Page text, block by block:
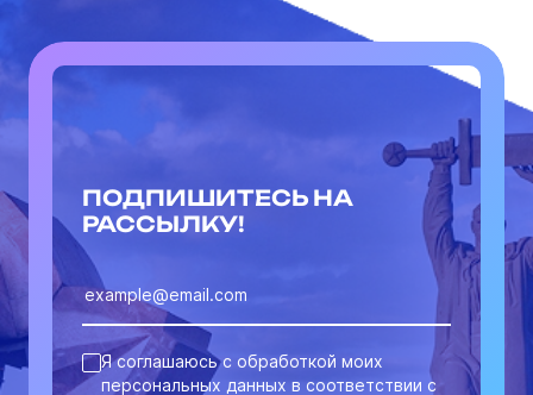
ПОДПИШИТЕСЬ НА
РАССЫЛКУ!
Я соглашаюсь с обработкой моих
персональных данных в соответствии с